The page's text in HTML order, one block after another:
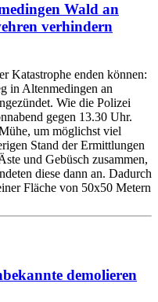
Wald an
verhindern
Katastrophe enden können:
in Altenmedingen an
Wie die Polizei
gegen 13.30 Uhr.
um möglichst viel
Stand der Ermittlungen
und Gebüsch zusammen,
diese dann an. Dadurch
Fläche von 50x50 Metern
demolieren